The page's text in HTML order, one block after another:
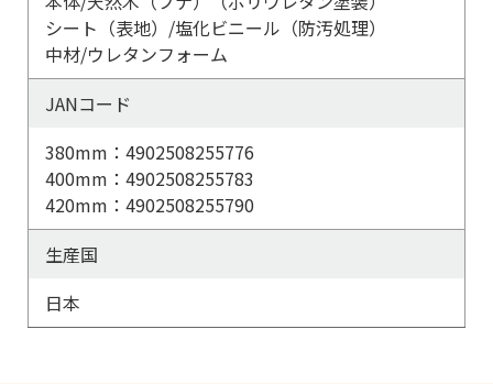
シート（表地）/塩化ビニール（防汚処理）
中材/ウレタンフォーム
JANコード
380mm：4902508255776
400mm：4902508255783
420mm：4902508255790
生産国
日本